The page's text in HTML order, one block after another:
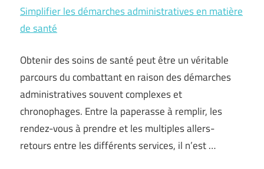
Simplifier les démarches administratives en matière
de santé
Obtenir des soins de santé peut être un véritable
parcours du combattant en raison des démarches
administratives souvent complexes et
chronophages. Entre la paperasse à remplir, les
rendez-vous à prendre et les multiples allers-
retours entre les différents services, il n’est …